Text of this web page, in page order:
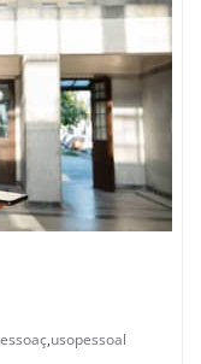
,usopessoal